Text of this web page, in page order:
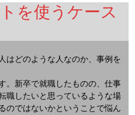
を使うケース
はどのような人なのか、事例を
。新卒で就職したものの、仕事
職したいと思っているような場
のではないかということで悩ん